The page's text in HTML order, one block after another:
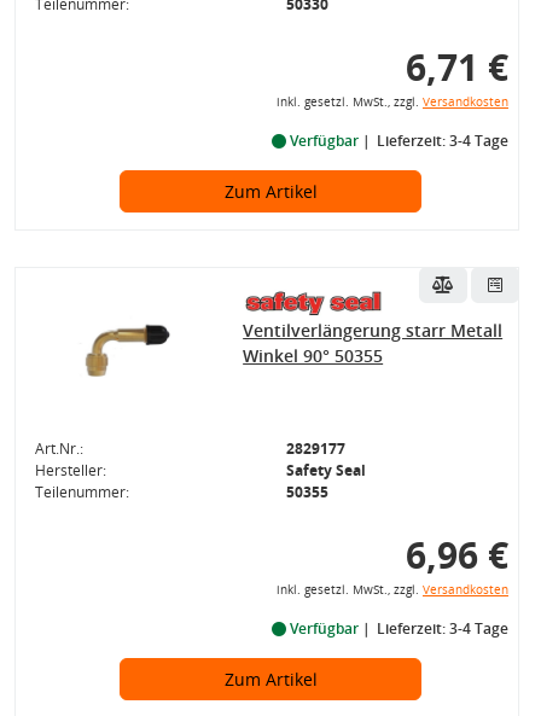
Teilenummer:
50330
6,71 €
inkl. gesetzl. MwSt., zzgl. Versandkosten
Verfügbar Lieferzeit: 3-4 Tage
Zum Artikel
Ventilverlängerung starr Metall
Winkel 90° 50355
Art.Nr.:
2829177
Hersteller:
Safety Seal
Teilenummer:
50355
6,96 €
inkl. gesetzl. MwSt., zzgl. Versandkosten
Verfügbar Lieferzeit: 3-4 Tage
Zum Artikel